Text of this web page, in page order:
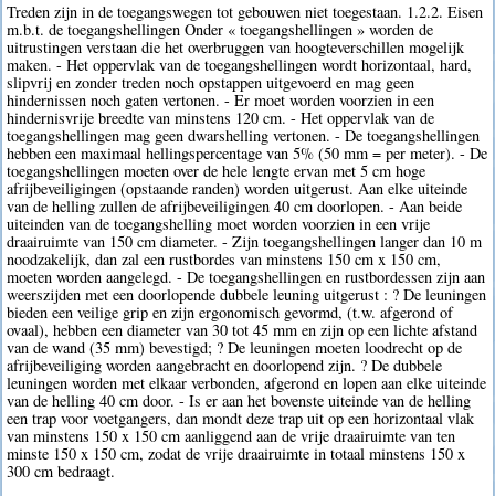
Treden zijn in de toegangswegen tot gebouwen niet toegestaan. 1.2.2. Eisen
m.b.t. de toegangshellingen Onder « toegangshellingen » worden de
uitrustingen verstaan die het overbruggen van hoogteverschillen mogelijk
maken. - Het oppervlak van de toegangshellingen wordt horizontaal, hard,
slipvrij en zonder treden noch opstappen uitgevoerd en mag geen
hindernissen noch gaten vertonen. - Er moet worden voorzien in een
hindernisvrije breedte van minstens 120 cm. - Het oppervlak van de
toegangshellingen mag geen dwarshelling vertonen. - De toegangshellingen
hebben een maximaal hellingspercentage van 5% (50 mm = per meter). - De
toegangshellingen moeten over de hele lengte ervan met 5 cm hoge
afrijbeveiligingen (opstaande randen) worden uitgerust. Aan elke uiteinde
van de helling zullen de afrijbeveiligingen 40 cm doorlopen. - Aan beide
uiteinden van de toegangshelling moet worden voorzien in een vrije
draairuimte van 150 cm diameter. - Zijn toegangshellingen langer dan 10 m
noodzakelijk, dan zal een rustbordes van minstens 150 cm x 150 cm,
moeten worden aangelegd. - De toegangshellingen en rustbordessen zijn aan
weerszijden met een doorlopende dubbele leuning uitgerust : ? De leuningen
bieden een veilige grip en zijn ergonomisch gevormd, (t.w. afgerond of
ovaal), hebben een diameter van 30 tot 45 mm en zijn op een lichte afstand
van de wand (35 mm) bevestigd; ? De leuningen moeten loodrecht op de
afrijbeveiliging worden aangebracht en doorlopend zijn. ? De dubbele
leuningen worden met elkaar verbonden, afgerond en lopen aan elke uiteinde
van de helling 40 cm door. - Is er aan het bovenste uiteinde van de helling
een trap voor voetgangers, dan mondt deze trap uit op een horizontaal vlak
van minstens 150 x 150 cm aanliggend aan de vrije draairuimte van ten
minste 150 x 150 cm, zodat de vrije draairuimte in totaal minstens 150 x
300 cm bedraagt.